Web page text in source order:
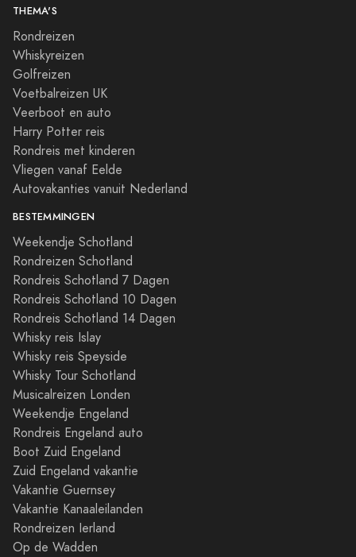
THEMA'S
Rondreizen
Whiskyreizen
Golfreizen
Voetbalreizen UK
Veerboot en auto
Harry Potter reis
Rondreis met kinderen
Vliegen vanaf Eelde
Autovakanties vanuit Nederland
BESTEMMINGEN
Weekendje Schotland
Rondreizen Schotland
Rondreis Schotland 7 Dagen
Rondreis Schotland 10 Dagen
Rondreis Schotland 14 Dagen
Whisky reis Islay
Whisky reis Speyside
Whisky Tour Schotland
Musicalreizen Londen
Weekendje Engeland
Rondreis Engeland auto
Boot Zuid Engeland
Zuid Engeland vakantie
Vakantie Guernsey
Vakantie Kanaaleilanden
Rondreizen Ierland
Op de Wadden